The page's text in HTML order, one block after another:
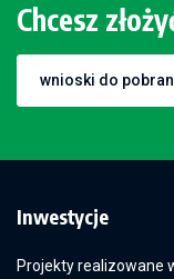
Chcesz
wnioski do
Inwestycje
Projekty realizowane